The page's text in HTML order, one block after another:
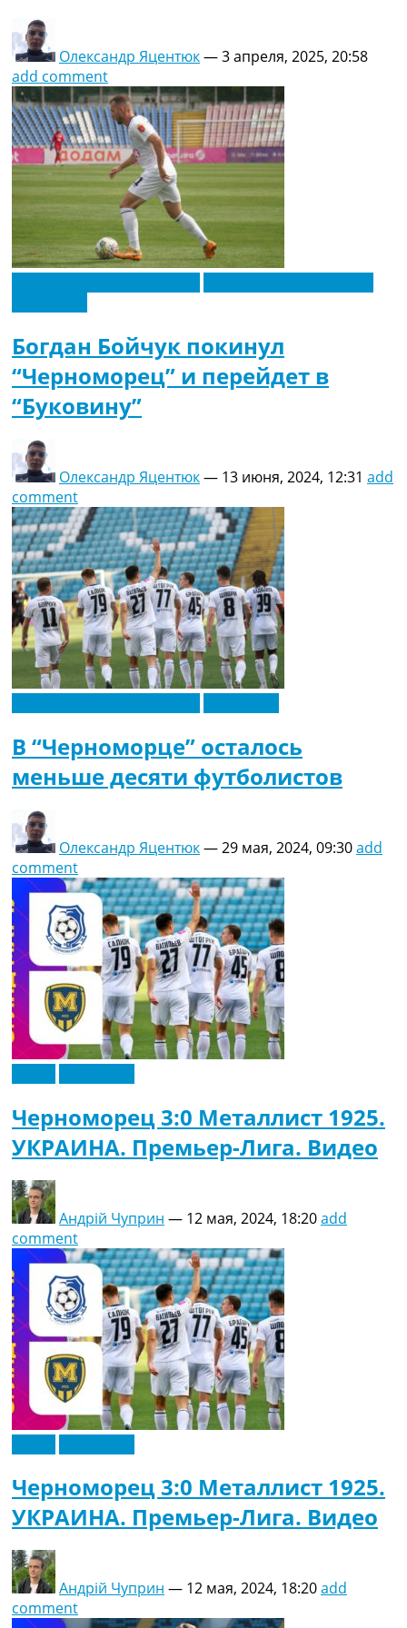
Олександр Яцентюк—3 апреля, 2025, 20:58
add comment
Богдан Бойчук покинул
“Черноморец” и перейдет в
“Буковину”
Олександр Яцентюк— 13 июня, 2024, 12:31 add
comment
В “Черноморце” осталось
меньше десяти футболистов
Олександр Яцентюк—29 мая, 2024, 09:30add
comment
Черноморец 3:0 Металлист 1925.
УКРАИНА. Премьер-Лига. Видео
Андрій Чуприн — 12 мая, 2024, 18:20add
comment
Черноморец 3:0 Металлист 1925.
УКРАИНА. Премьер-Лига. Видео
Андрій Чуприн — 12 мая, 2024, 18:20add
comment